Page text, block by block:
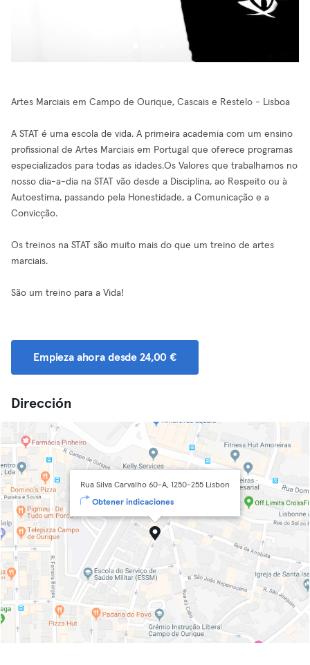
Artes Marciais em Campo de Ourique, Cascais e Restelo - Lisboa
A STAT é uma escola de vida. A primeira academia com um ensino
profissional de Artes Marciais em Portugal que oferece programas
especializados para todas as idades.Os Valores que trabalhamos no
nosso dia-a-dia na STAT vão desde a Disciplina, ao Respeito ou à
Autoestima, passando pela Honestidade, a Comunicação e a
Convicção.
Os treinos na STAT são muito mais do que um treino de artes
marciais.
São um treino para a Vida!
Empieza ahora desde 24,00 €
Dirección
Rua Silva Carvalho 60-A, 1250-255 Lisbon
Obtener indicaciones